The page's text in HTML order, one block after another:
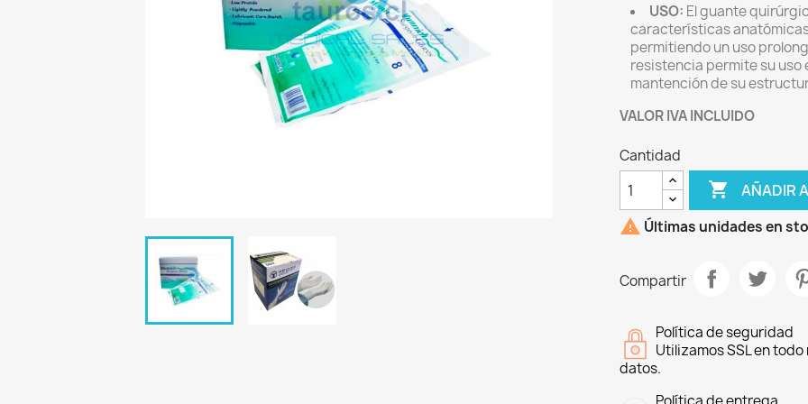
USO: El guante
características
permitiendo un uso
resistencia permite su
mantención de su
VALOR IVA INCLUIDO
Cantidad
 AÑADIR
 Últimas unidades en
Compartir
Política de seguridad
Utilizamos SSL en
datos.